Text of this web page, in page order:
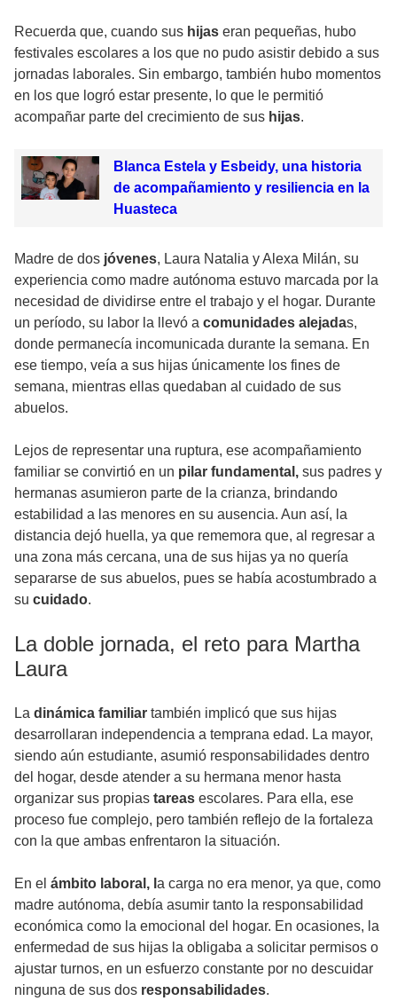
Recuerda que, cuando sus hijas eran pequeñas, hubo
festivales escolares a los que no pudo asistir debido a sus
jornadas laborales. Sin embargo, también hubo momentos
en los que logró estar presente, lo que le permitió
acompañar parte del crecimiento de sus hijas.
Blanca Estela y Esbeidy, una historia
de acompañamiento y resiliencia en la
Huasteca
Madre de dos jóvenes, Laura Natalia y Alexa Milán, su
experiencia como madre autónoma estuvo marcada por la
necesidad de dividirse entre el trabajo y el hogar. Durante
un período, su labor la llevó a comunidades alejadas,
donde permanecía incomunicada durante la semana. En
ese tiempo, veía a sus hijas únicamente los fines de
semana, mientras ellas quedaban al cuidado de sus
abuelos.
Lejos de representar una ruptura, ese acompañamiento
familiar se convirtió en un pilar fundamental, sus padres y
hermanas asumieron parte de la crianza, brindando
estabilidad a las menores en su ausencia. Aun así, la
distancia dejó huella, ya que rememora que, al regresar a
una zona más cercana, una de sus hijas ya no quería
separarse de sus abuelos, pues se había acostumbrado a
su cuidado.
La doble jornada, el reto para Martha
Laura
La dinámica familiar también implicó que sus hijas
desarrollaran independencia a temprana edad. La mayor,
siendo aún estudiante, asumió responsabilidades dentro
del hogar, desde atender a su hermana menor hasta
organizar sus propias tareas escolares. Para ella, ese
proceso fue complejo, pero también reflejo de la fortaleza
con la que ambas enfrentaron la situación.
En el ámbito laboral, l a carga no era menor, ya que, como
madre autónoma, debía asumir tanto la responsabilidad
económica como la emocional del hogar. En ocasiones, la
enfermedad de sus hijas la obligaba a solicitar permisos o
ajustar turnos, en un esfuerzo constante por no descuidar
ninguna de sus dos responsabilidades.